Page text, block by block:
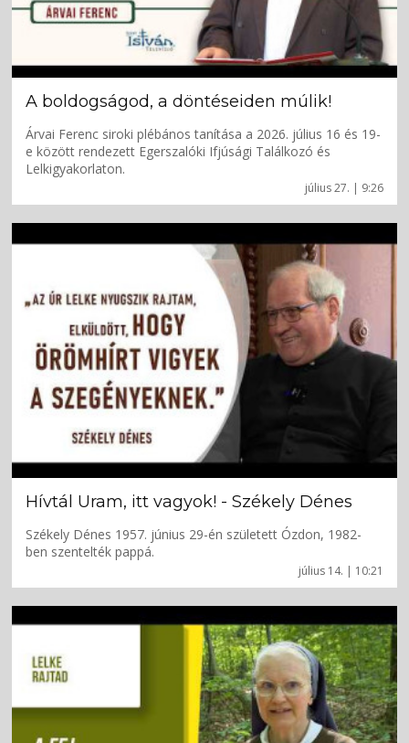
július 27. | 9:26
A boldogságod, a döntéseiden múlik!
Árvai Ferenc siroki plébános tanítása a 2026. július 16 és 19-
e között rendezett Egerszalóki Ifjúsági Találkozó és
Lelkigyakorlaton.
július 14. | 10:21
Hívtál Uram, itt vagyok! - Székely Dénes
Székely Dénes 1957. június 29-én született Ózdon, 1982-
ben szentelték pappá.